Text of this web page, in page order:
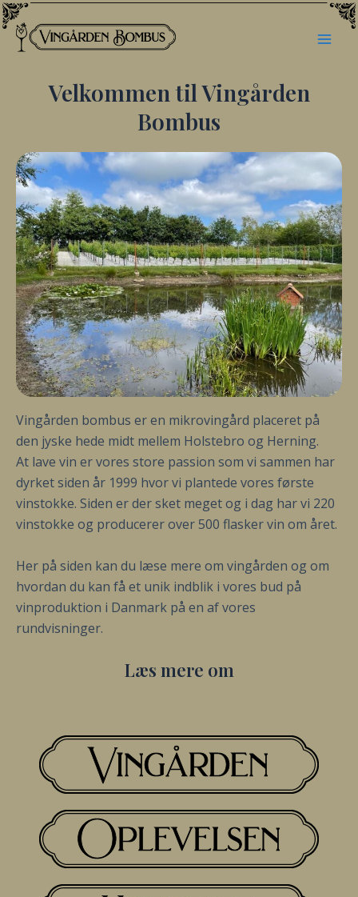
Gå
til
indholdet
Velkommen til Vingården
Bombus
Vingården bombus er en mikrovingård placeret på
den jyske hede midt mellem Holstebro og Herning.
At lave vin er vores store passion som vi sammen har
dyrket siden år 1999 hvor vi plantede vores første
vinstokke. Siden er der sket meget og i dag har vi 220
vinstokke og producerer over 500 flasker vin om året.
Her på siden kan du læse mere om vingården og om
hvordan du kan få et unik indblik i vores bud på
vinproduktion i Danmark på en af vores
rundvisninger.
Læs mere om